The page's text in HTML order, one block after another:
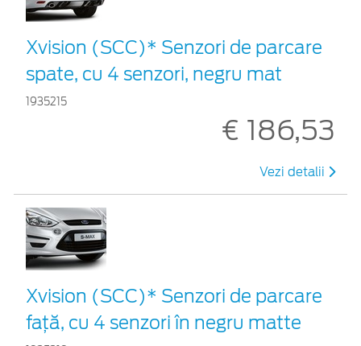
Xvision (SCC)* Senzori de parcare
spate, cu 4 senzori, negru mat
1935215
€ 186,53
Vezi detalii
Xvision (SCC)* Senzori de parcare
faţă, cu 4 senzori în negru matte